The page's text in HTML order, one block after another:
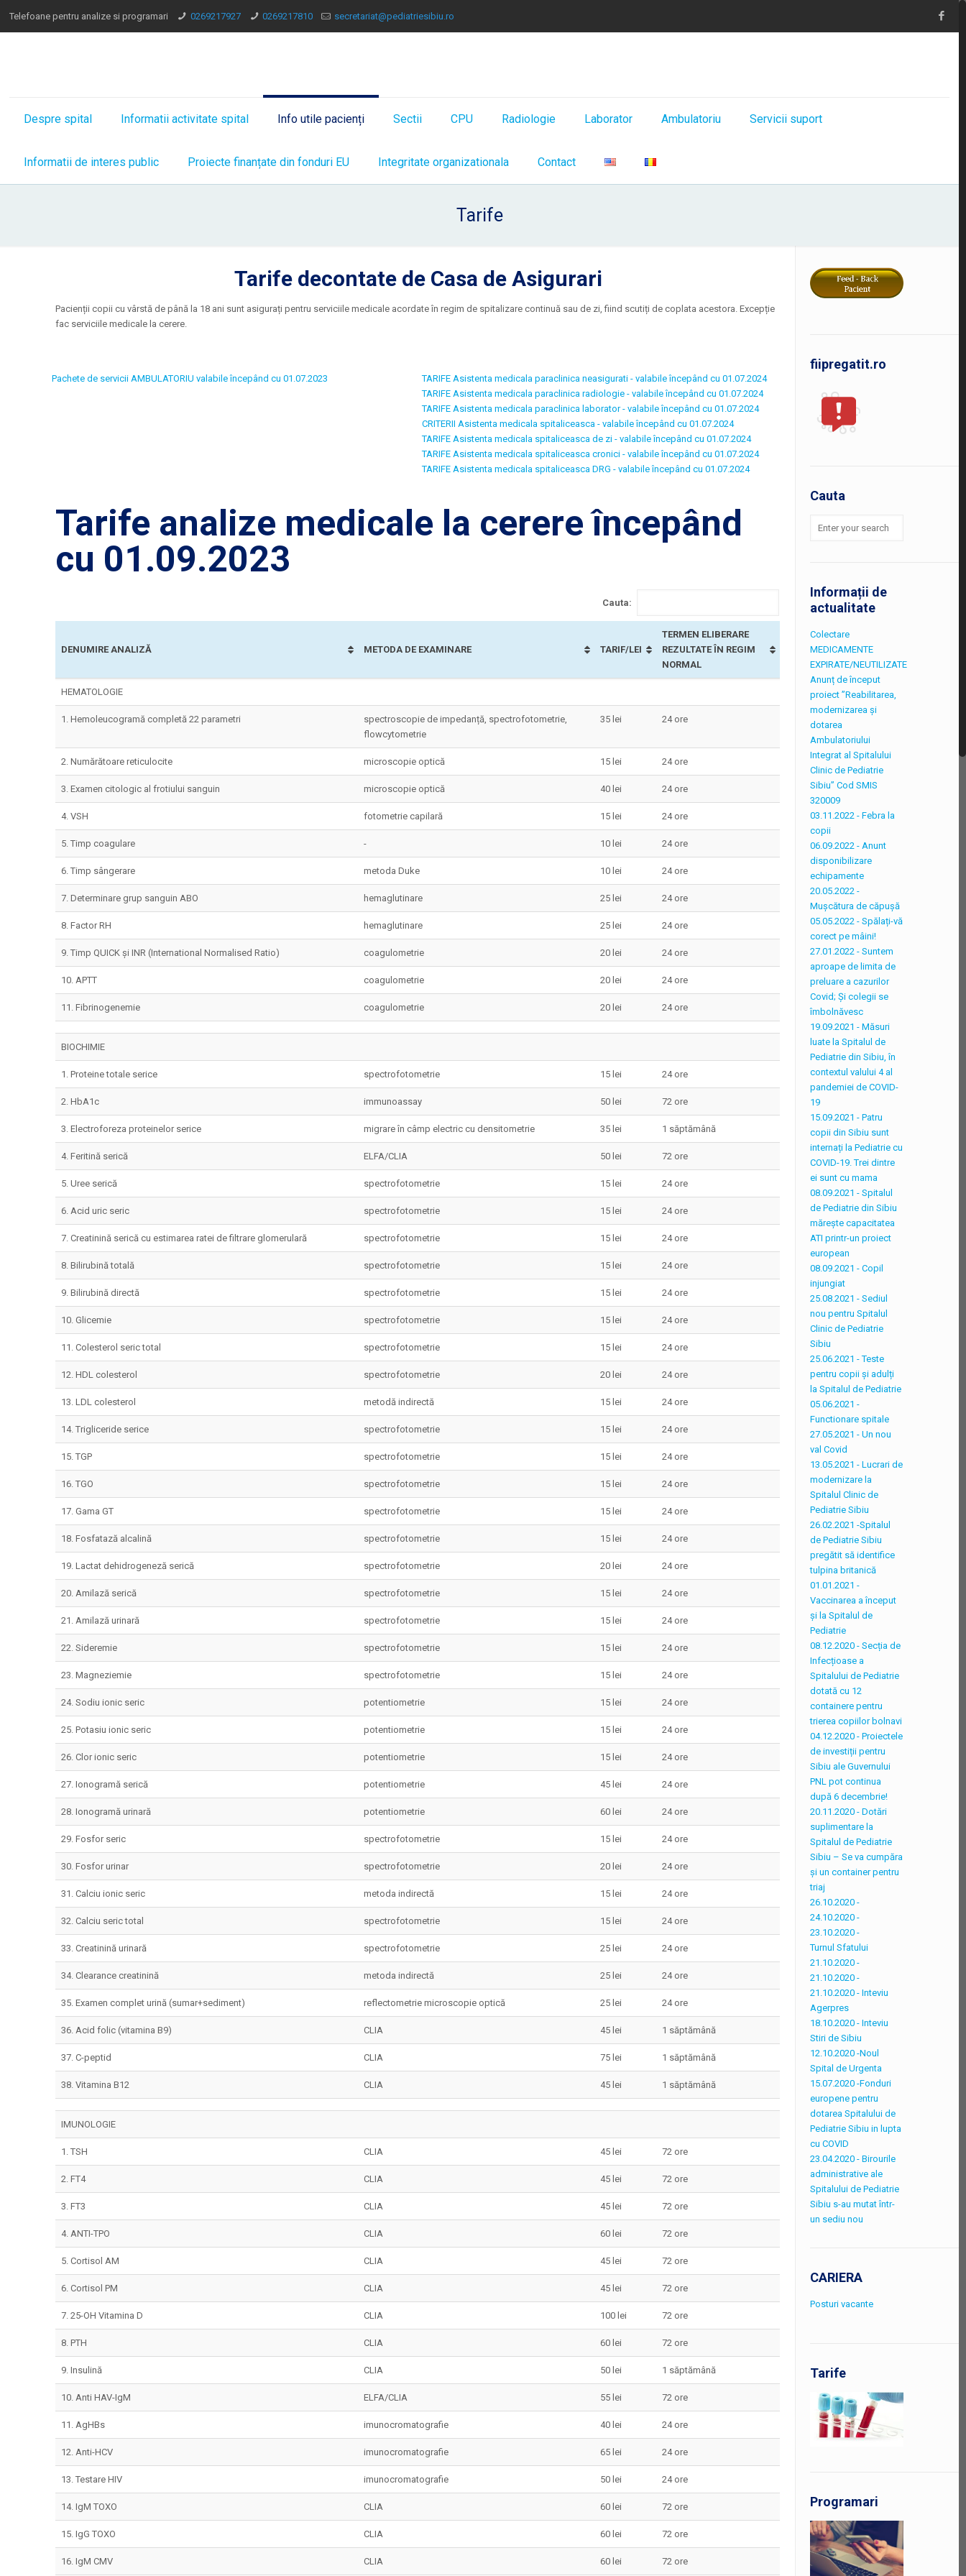
Telefoane pentru analize si programari 0269217927 0269217810 secretariat@pediatriesibiu.ro
Despre spital Informatii activitate spital Info utile pacienți Sectii CPU Radiologie Laborator Ambulatoriu Servicii suport
Informatii de interes public Proiecte finanțate din fonduri EU Integritate organizationala Contact
Tarife
Tarife decontate de Casa de Asigurari
Pacienții copii cu vârstă de până la 18 ani sunt asigurați pentru serviciile medicale acordate în regim de spitalizare continuă sau de zi, fiind scutiți de coplata acestora. Excepție
fac serviciile medicale la cerere.
Pachete de servicii AMBULATORIU valabile începând cu 01.07.2023
TARIFE Asistenta medicala paraclinica neasigurati - valabile începând cu 01.07.2024
TARIFE Asistenta medicala paraclinica radiologie - valabile începând cu 01.07.2024
TARIFE Asistenta medicala paraclinica laborator - valabile începând cu 01.07.2024
CRITERII Asistenta medicala spitaliceasca - valabile începând cu 01.07.2024
TARIFE Asistenta medicala spitaliceasca de zi - valabile începând cu 01.07.2024
TARIFE Asistenta medicala spitaliceasca cronici - valabile începând cu 01.07.2024
TARIFE Asistenta medicala spitaliceasca DRG - valabile începând cu 01.07.2024
Tarife analize medicale la cerere începând
cu 01.09.2023
Cauta:
DENUMIRE ANALIZĂ METODA DE EXAMINARE TARIF/LEI
TERMEN ELIBERARE
REZULTATE ÎN REGIM
NORMAL
HEMATOLOGIE
1. Hemoleucogramă completă 22 parametri
spectroscopie de impedanță, spectrofotometrie,
flowcytometrie
35 lei 24 ore
2. Numărătoare reticulocite microscopie optică 15 lei 24 ore
3. Examen citologic al frotiului sanguin microscopie optică 40 lei 24 ore
4. VSH fotometrie capilară 15 lei 24 ore
5. Timp coagulare - 10 lei 24 ore
6. Timp sângerare metoda Duke 10 lei 24 ore
7. Determinare grup sanguin ABO hemaglutinare 25 lei 24 ore
8. Factor RH hemaglutinare 25 lei 24 ore
9. Timp QUICK și INR (International Normalised Ratio) coagulometrie 20 lei 24 ore
10. APTT coagulometrie 20 lei 24 ore
11. Fibrinogenemie coagulometrie 20 lei 24 ore
BIOCHIMIE
1. Proteine totale serice spectrofotometrie 15 lei 24 ore
2. HbA1c immunoassay 50 lei 72 ore
3. Electroforeza proteinelor serice migrare în câmp electric cu densitometrie 35 lei 1 săptămână
4. Feritină serică ELFA/CLIA 50 lei 72 ore
5. Uree serică spectrofotometrie 15 lei 24 ore
6. Acid uric seric spectrofotometrie 15 lei 24 ore
7. Creatinină serică cu estimarea ratei de filtrare glomerulară spectrofotometrie 15 lei 24 ore
8. Bilirubină totală spectrofotometrie 15 lei 24 ore
9. Bilirubină directă spectrofotometrie 15 lei 24 ore
10. Glicemie spectrofotometrie 15 lei 24 ore
11. Colesterol seric total spectrofotometrie 15 lei 24 ore
12. HDL colesterol spectrofotometrie 20 lei 24 ore
13. LDL colesterol metodă indirectă 15 lei 24 ore
14. Trigliceride serice spectrofotometrie 15 lei 24 ore
15. TGP spectrofotometrie 15 lei 24 ore
16. TGO spectrofotometrie 15 lei 24 ore
17. Gama GT spectrofotometrie 15 lei 24 ore
18. Fosfatază alcalină spectrofotometrie 15 lei 24 ore
19. Lactat dehidrogeneză serică spectrofotometrie 20 lei 24 ore
20. Amilază serică spectrofotometrie 15 lei 24 ore
21. Amilază urinară spectrofotometrie 15 lei 24 ore
22. Sideremie spectrofotometrie 15 lei 24 ore
23. Magneziemie spectrofotometrie 15 lei 24 ore
24. Sodiu ionic seric potentiometrie 15 lei 24 ore
25. Potasiu ionic seric potentiometrie 15 lei 24 ore
26. Clor ionic seric potentiometrie 15 lei 24 ore
27. Ionogramă serică potentiometrie 45 lei 24 ore
28. Ionogramă urinară potentiometrie 60 lei 24 ore
29. Fosfor seric spectrofotometrie 15 lei 24 ore
30. Fosfor urinar spectrofotometrie 20 lei 24 ore
31. Calciu ionic seric metoda indirectă 15 lei 24 ore
32. Calciu seric total spectrofotometrie 15 lei 24 ore
33. Creatinină urinară spectrofotometrie 25 lei 24 ore
34. Clearance creatinină metoda indirectă 25 lei 24 ore
35. Examen complet urină (sumar+sediment) reflectometrie microscopie optică 25 lei 24 ore
36. Acid folic (vitamina B9) CLIA 45 lei 1 săptămână
37. C-peptid CLIA 75 lei 1 săptămână
38. Vitamina B12 CLIA 45 lei 1 săptămână
IMUNOLOGIE
1. TSH CLIA 45 lei 72 ore
2. FT4 CLIA 45 lei 72 ore
3. FT3 CLIA 45 lei 72 ore
4. ANTI-TPO CLIA 60 lei 72 ore
5. Cortisol AM CLIA 45 lei 72 ore
6. Cortisol PM CLIA 45 lei 72 ore
7. 25-OH Vitamina D CLIA 100 lei 72 ore
8. PTH CLIA 60 lei 72 ore
9. Insulină CLIA 50 lei 1 săptămână
10. Anti HAV-IgM ELFA/CLIA 55 lei 72 ore
11. AgHBs imunocromatografie 40 lei 24 ore
12. Anti-HCV imunocromatografie 65 lei 24 ore
13. Testare HIV imunocromatografie 50 lei 24 ore
14. IgM TOXO CLIA 60 lei 72 ore
15. IgG TOXO CLIA 60 lei 72 ore
16. IgM CMV CLIA 60 lei 72 ore
fiipregatit.ro
Cauta
Informații de
actualitate
Colectare
MEDICAMENTE
EXPIRATE/NEUTILIZATE
Anunț de început
proiect ”Reabilitarea,
modernizarea și
dotarea
Ambulatoriului
Integrat al Spitalului
Clinic de Pediatrie
Sibiu” Cod SMIS
320009
03.11.2022 - Febra la
copii
06.09.2022 - Anunt
disponibilizare
echipamente
20.05.2022 -
Mușcătura de căpușă
05.05.2022 - Spălați-vă
corect pe mâini!
27.01.2022 - Suntem
aproape de limita de
preluare a cazurilor
Covid; Și colegii se
îmbolnăvesc
19.09.2021 - Măsuri
luate la Spitalul de
Pediatrie din Sibiu, în
contextul valului 4 al
pandemiei de COVID-
19
15.09.2021 - Patru
copii din Sibiu sunt
internați la Pediatrie cu
COVID-19. Trei dintre
ei sunt cu mama
08.09.2021 - Spitalul
de Pediatrie din Sibiu
mărește capacitatea
ATI printr-un proiect
european
08.09.2021 - Copil
injungiat
25.08.2021 - Sediul
nou pentru Spitalul
Clinic de Pediatrie
Sibiu
25.06.2021 - Teste
pentru copii și adulți
la Spitalul de Pediatrie
05.06.2021 -
Functionare spitale
27.05.2021 - Un nou
val Covid
13.05.2021 - Lucrari de
modernizare la
Spitalul Clinic de
Pediatrie Sibiu
26.02.2021 -Spitalul
de Pediatrie Sibiu
pregătit să identifice
tulpina britanică
01.01.2021 -
Vaccinarea a început
şi la Spitalul de
Pediatrie
08.12.2020 - Secția de
Infecțioase a
Spitalului de Pediatrie
dotată cu 12
containere pentru
trierea copiilor bolnavi
04.12.2020 - Proiectele
de investiții pentru
Sibiu ale Guvernului
PNL pot continua
după 6 decembrie!
20.11.2020 - Dotări
suplimentare la
Spitalul de Pediatrie
Sibiu – Se va cumpăra
și un container pentru
triaj
26.10.2020 -
24.10.2020 -
23.10.2020 -
Turnul Sfatului
21.10.2020 -
21.10.2020 -
21.10.2020 - Inteviu
Agerpres
18.10.2020 - Inteviu
Stiri de Sibiu
12.10.2020 -Noul
Spital de Urgenta
15.07.2020 -Fonduri
europene pentru
dotarea Spitalului de
Pediatrie Sibiu in lupta
cu COVID
23.04.2020 - Birourile
administrative ale
Spitalului de Pediatrie
Sibiu s-au mutat într-
un sediu nou
CARIERA
Posturi vacante
Tarife
Programari